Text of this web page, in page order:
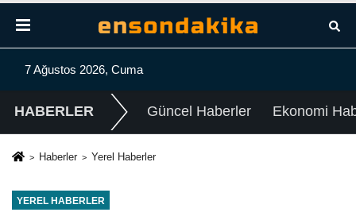
7 Ağustos 2026, Cuma
HABERLER Güncel Haberler Ekonomi
Haberler Yerel Haberler
YEREL HABERLER